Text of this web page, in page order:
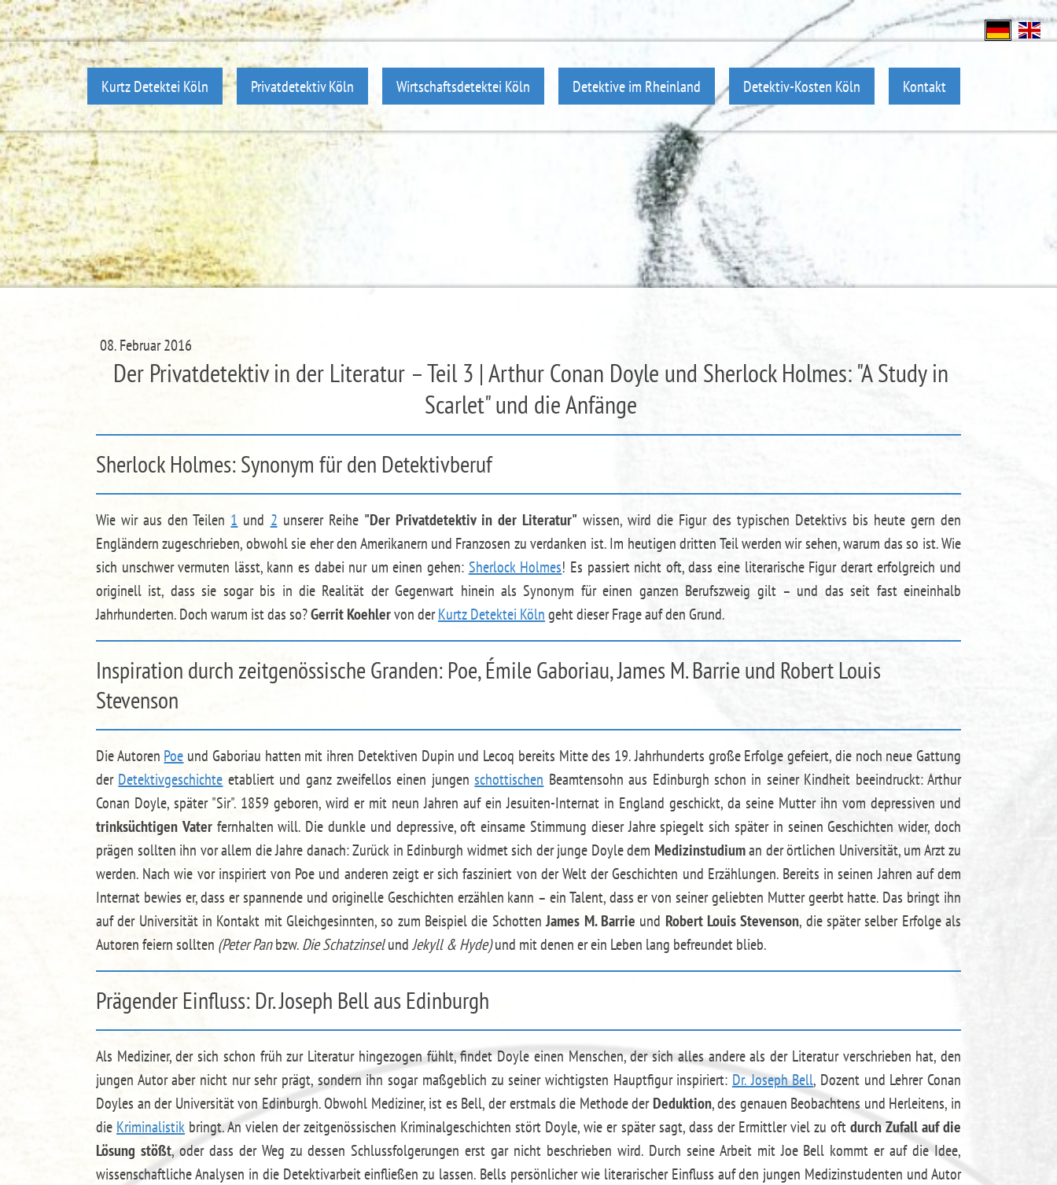
Kurtz Detektei Köln Privatdetektiv Köln Wirtschaftsdetektei Köln Detektive im Rheinland Detektiv-Kosten Köln Kontakt
08. Februar 2016
Der Privatdetektiv in der Literatur – Teil 3 | Arthur Conan Doyle und Sherlock Holmes: "A Study in
Scarlet" und die Anfänge
Sherlock Holmes: Synonym für den Detektivberuf
Wie wir aus den Teilen 1 und 2 unserer Reihe "Der Privatdetektiv in der Literatur" wissen, wird die Figur des typischen Detektivs bis heute gern den
Engländern zugeschrieben, obwohl sie eher den Amerikanern und Franzosen zu verdanken ist. Im heutigen dritten Teil werden wir sehen, warum das so ist. Wie
sich unschwer vermuten lässt, kann es dabei nur um einen gehen: Sherlock Holmes! Es passiert nicht oft, dass eine literarische Figur derart erfolgreich und
originell ist, dass sie sogar bis in die Realität der Gegenwart hinein als Synonym für einen ganzen Berufszweig gilt – und das seit fast eineinhalb
Jahrhunderten. Doch warum ist das so?Gerrit Koehlervon derKurtz Detektei Kölngeht dieser Frage auf den Grund.
Inspiration durch zeitgenössische Granden: Poe, Émile Gaboriau, James M. Barrie und Robert Louis
Stevenson
Die Autoren Poe und Gaboriau hatten mit ihren Detektiven Dupin und Lecoq bereits Mitte des 19. Jahrhunderts große Erfolge gefeiert, die noch neue Gattung
der Detektivgeschichte etabliert und ganz zweifellos einen jungenschottischen Beamtensohn aus Edinburgh schon in seiner Kindheit beeindruckt: Arthur
Conan Doyle, später "Sir". 1859 geboren, wird er mit neun Jahren auf ein Jesuiten-Internat in England geschickt, da seine Mutter ihn vom depressiven und
trinksüchtigen Vaterfernhalten will. Die dunkle und depressive, oft einsame Stimmung dieser Jahre spiegelt sich später in seinen Geschichten wider, doch
prägen sollten ihn vor allem die Jahre danach: Zurück in Edinburgh widmet sich der junge Doyle dem Medizinstudiuman der örtlichen Universität, um Arzt zu
werden. Nach wie vor inspiriert von Poe und anderen zeigt er sich fasziniert von der Welt der Geschichten und Erzählungen. Bereits in seinen Jahren auf dem
Internat bewies er, dass er spannende und originelle Geschichten erzählen kann – ein Talent, dass er von seiner geliebten Mutter geerbt hatte. Das bringt ihn
auf der Universität in Kontakt mit Gleichgesinnten, so zum Beispiel die SchottenJames M. Barrie und Robert Louis Stevenson, die später selber Erfolge als
Autoren feiern sollten (Peter Panbzw.Die SchatzinselundJekyll & Hyde)und mit denen er ein Leben lang befreundet blieb.
Prägender Einfluss: Dr. Joseph Bell aus Edinburgh
Als Mediziner, der sich schon früh zur Literatur hingezogen fühlt, findet Doyle einen Menschen, der sich alles andere als der Literatur verschrieben hat, den
jungen Autor aber nicht nur sehr prägt, sondern ihn sogar maßgeblich zu seiner wichtigsten Hauptfigur inspiriert: Dr. Joseph Bell, Dozent und Lehrer Conan
Doyles an der Universität von Edinburgh. Obwohl Mediziner, ist es Bell, der erstmals die Methode derDeduktion, des genauen Beobachtens und Herleitens, in
die Kriminalistik bringt. An vielen der zeitgenössischen Kriminalgeschichten stört Doyle, wie er später sagt, dass der Ermittler viel zu oftdurch Zufall auf die
Lösung stößt, oder dass der Weg zu dessen Schlussfolgerungen erst gar nicht beschrieben wird. Durch seine Arbeit mit Joe Bell kommt er auf die Idee,
wissenschaftliche Analysen in die Detektivarbeit einfließen zu lassen. Bells persönlicher wie literarischer Einfluss auf den jungen Medizinstudenten und Autor